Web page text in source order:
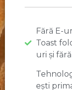
Fără E-
Toast
uri și
ești